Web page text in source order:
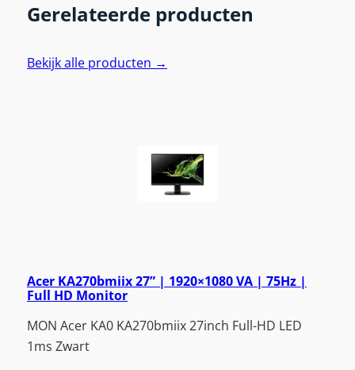
Gerelateerde producten
Bekijk alle producten →
Acer KA270bmiix 27” | 1920×1080 VA | 75Hz |
Full HD Monitor
MON Acer KA0 KA270bmiix 27inch Full-HD LED
1ms Zwart